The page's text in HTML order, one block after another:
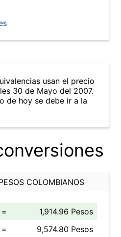
usan el precio
30 de Mayo del 2007.
de hoy se debe ir a la
COLOMBIANOS
=
1,914.96 Pesos
=
9,574.80 Pesos